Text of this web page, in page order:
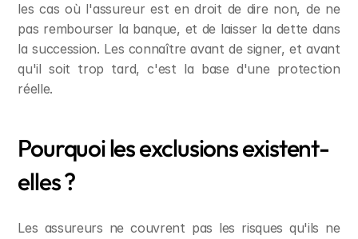
les cas où l'assureur est en droit de dire non, de ne
pas rembourser la banque, et de laisser la dette dans
la succession. Les connaître avant de signer, et avant
qu'il soit trop tard, c'est la base d'une protection
réelle.
Pourquoi les exclusions existent-
elles ?
Les assureurs ne couvrent pas les risques qu'ils ne